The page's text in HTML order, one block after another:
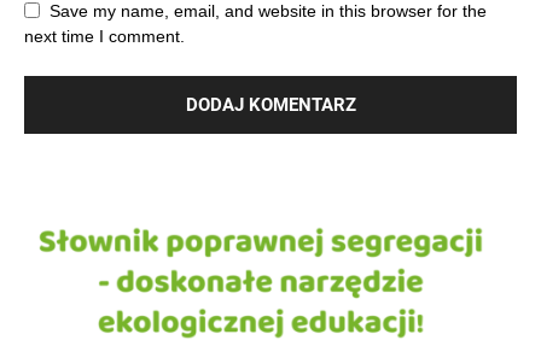
Save my name, email, and website in this browser for the
next time I comment.